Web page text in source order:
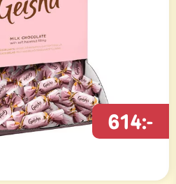
614:-